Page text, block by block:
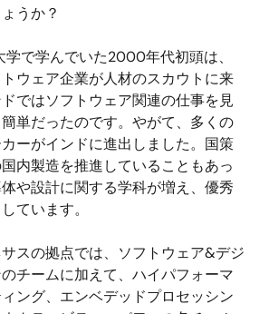
うか？
学で学んでいた2000年代初頭は、
ウェア企業が人材のスカウトに来
ではソフトウェア関連の仕事を見
単だったのです。やがて、多くの
ーがインドに進出しました。国策
内製造を推進していることもあっ
や設計に関する学科が増え、優秀
ています。
スの拠点では、ソフトウェア&デジ
チームに加えて、ハイパフォーマ
ング、エンベデッドプロセッシン